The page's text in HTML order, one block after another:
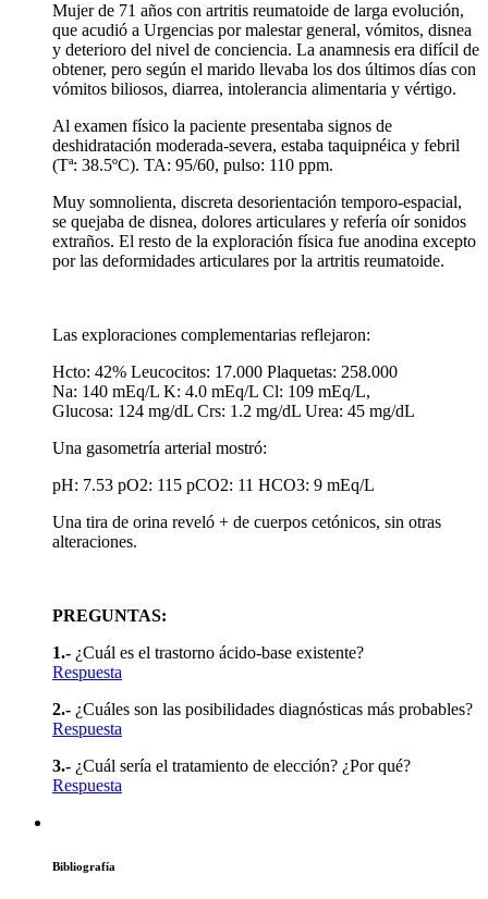
Mujer de 71 años con artritis reumatoide de larga evolución,
que acudió a Urgencias por malestar general, vómitos, disnea
y deterioro del nivel de conciencia. La anamnesis era difícil de
obtener, pero según el marido llevaba los dos últimos días con
vómitos biliosos, diarrea, intolerancia alimentaria y vértigo.
Al examen físico la paciente presentaba signos de
deshidratación moderada-severa, estaba taquipnéica y febril
(Tª: 38.5ºC). TA: 95/60, pulso: 110 ppm.
Muy somnolienta, discreta desorientación temporo-espacial,
se quejaba de disnea, dolores articulares y refería oír sonidos
extraños. El resto de la exploración física fue anodina excepto
por las deformidades articulares por la artritis reumatoide.
Las exploraciones complementarias reflejaron:
Hcto: 42% Leucocitos: 17.000 Plaquetas: 258.000
Na: 140 mEq/L K: 4.0 mEq/L Cl: 109 mEq/L,
Glucosa: 124 mg/dL Crs: 1.2 mg/dL Urea: 45 mg/dL
Una gasometría arterial mostró:
pH: 7.53 pO2: 115 pCO2: 11 HCO3: 9 mEq/L
Una tira de orina reveló + de cuerpos cetónicos, sin otras
alteraciones.
PREGUNTAS:
1.- ¿Cuál es el trastorno ácido-base existente?
Respuesta
2.- ¿Cuáles son las posibilidades diagnósticas más probables?
Respuesta
3.- ¿Cuál sería el tratamiento de elección? ¿Por qué?
Respuesta
Bibliografía